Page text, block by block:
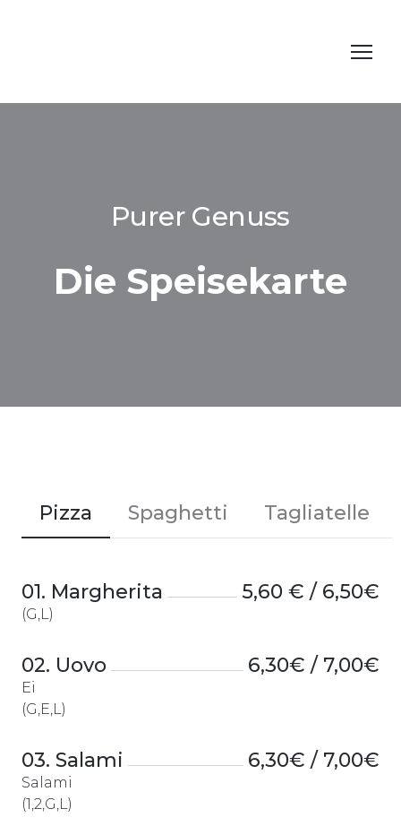
Purer Genuss
Die Speisekarte
Pizza Spaghetti Tagliatelle
01. Margherita 5,60 € / 6,50€
(G,L)
02. Uovo 6,30€ / 7,00€
Ei
(G,E,L)
03. Salami 6,30€ / 7,00€
Salami
(1,2,G,L)